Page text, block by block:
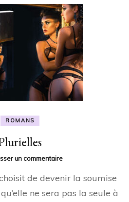
ROMANS
un commentairesur
de devenir la soumise
ne sera pas la seule à